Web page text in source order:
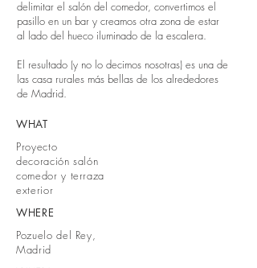
delimitar el salón del comedor, convertimos el
pasillo en un bar y creamos otra zona de estar
al lado del hueco iluminado de la escalera.
El resultado (y no lo decimos nosotras) es una de
las casa rurales más bellas de los alrededores
de Madrid.
WHAT
Proyecto
decoración salón
comedor y terraza
exterior
WHERE
Pozuelo del Rey,
Madrid